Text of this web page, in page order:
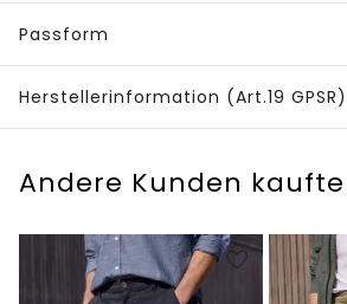
Passform
Herstellerinformation (Art.19 GPSR)
Andere Kunden